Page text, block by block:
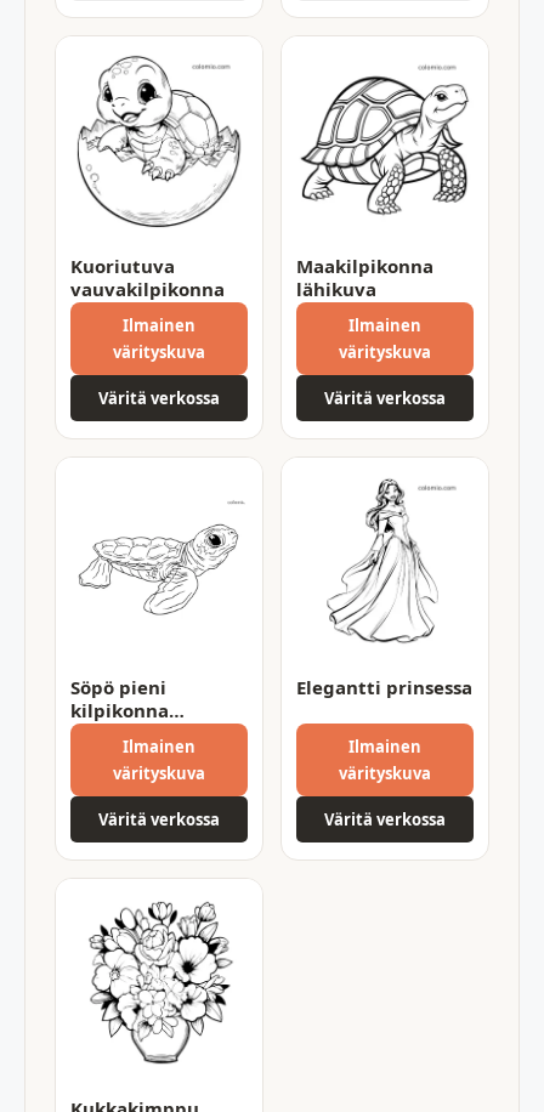
Kuoriutuva
vauvakilpikonna
Ilmainen
värityskuva
Väritä verkossa
Maakilpikonna
lähikuva
Ilmainen
värityskuva
Väritä verkossa
Söpö pieni
kilpikonna
värityssivu –
hauska ja kaunis
tulostettava
Ilmainen
värityskuva
Väritä verkossa
Elegantti prinsessa
Ilmainen
värityskuva
Väritä verkossa